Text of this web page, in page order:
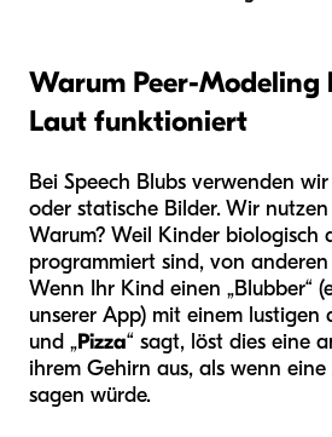
Warum Peer-
Laut funktioniert
Bei Speech Blubs verwenden
oder statische Bilder. Wir nutzen
Warum? Weil Kinder biologisch
programmiert sind, von
Wenn Ihr Kind einen „Blubber“
unserer App) mit einem
und „Pizza“ sagt, löst dies eine
ihrem Gehirn aus, als wenn
sagen würde.